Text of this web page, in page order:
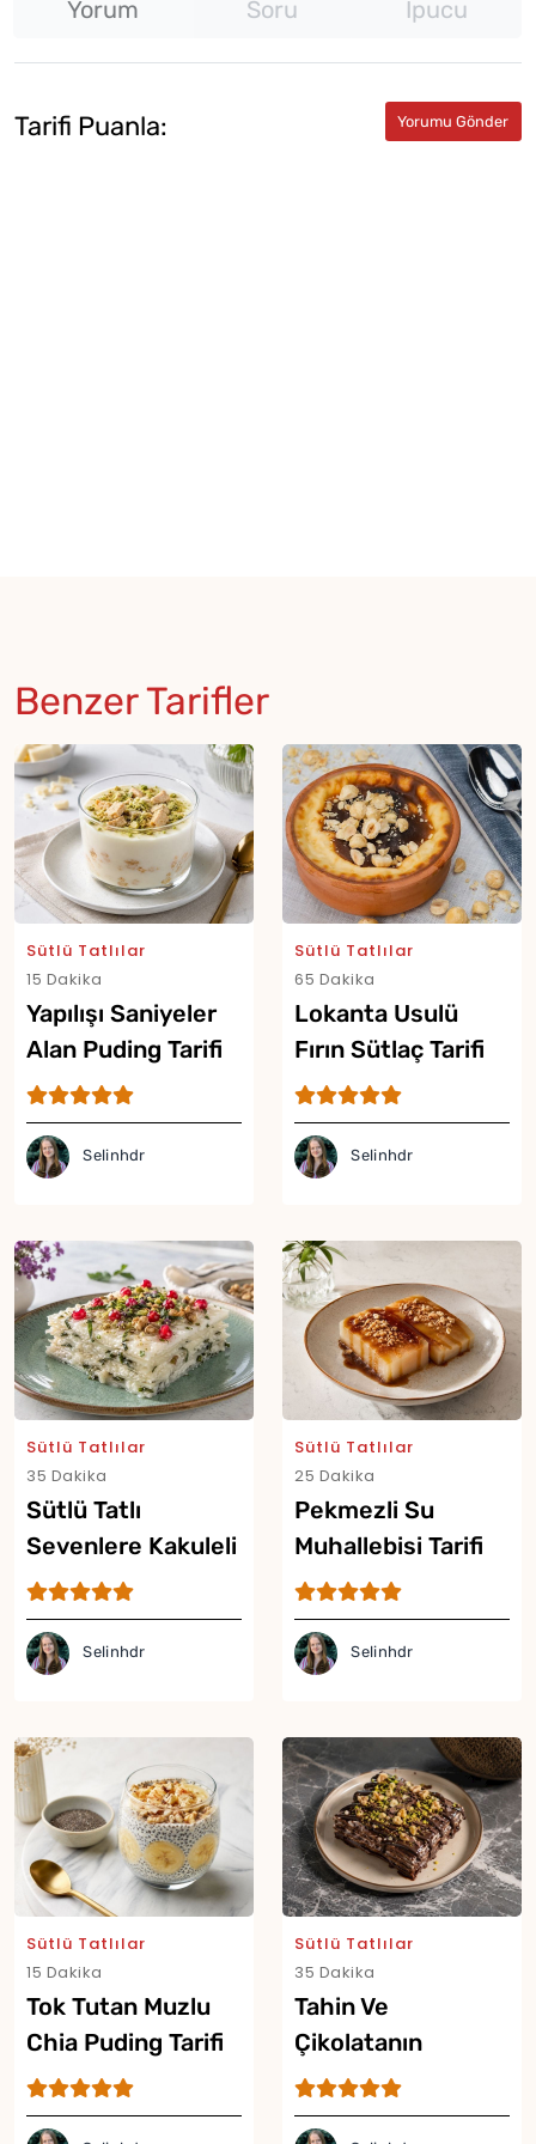
Yorum Soru İpucu
Tarifi Puanla:
Benzer Tarifler
Sütlü Tatlılar
15 Dakika
Yapılışı Saniyeler
Alan Puding Tarifi
Selinhdr
Sütlü Tatlılar
65 Dakika
Lokanta Usulü
Fırın Sütlaç Tarifi
Selinhdr
Sütlü Tatlılar
35 Dakika
Sütlü Tatlı
Sevenlere Kakuleli
Reyhanlı Güllaç
Tarifi
Selinhdr
Sütlü Tatlılar
25 Dakika
Pekmezli Su
Muhallebisi Tarifi
Selinhdr
Sütlü Tatlılar
15 Dakika
Tok Tutan Muzlu
Chia Puding Tarifi
Sütlü Tatlılar
35 Dakika
Tahin Ve
Çikolatanın
Buluştuğu Güllaç
Tarifi